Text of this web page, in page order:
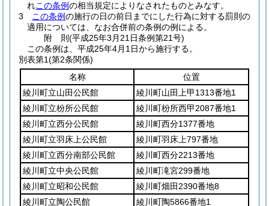
れこの条例の相当規定によりなされたものとみなす。
3
この条例の施行の日の前日までにした行為に対する罰則の
適用については、なお合併前の条例の例による。
附 則(平成25年3月21日条例第21号)
この条例は、平成25年4月1日から施行する。
別表第1(第2条関係)
名称
位置
綾川町立山田公民館
綾川町山田上甲1313番地1
綾川町立枌所公民館
綾川町枌所西甲2087番地1
綾川町立西分公民館
綾川町西分1377番地
綾川町立羽床上公民館
綾川町羽床上797番地
綾川町立西分南部公民館
綾川町西分2213番地
綾川町立中央公民館
綾川町滝宮299番地
綾川町立昭和公民館
綾川町畑田2390番地8
綾川町立陶公民館
綾川町陶5866番地1